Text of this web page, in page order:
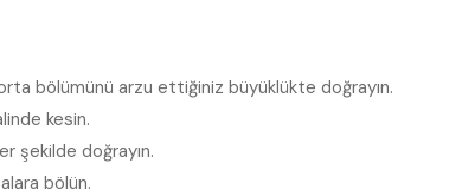
orta bölümünü arzu ettiğiniz büyüklükte doğrayın.
kesin.
şekilde doğrayın.
bölün.